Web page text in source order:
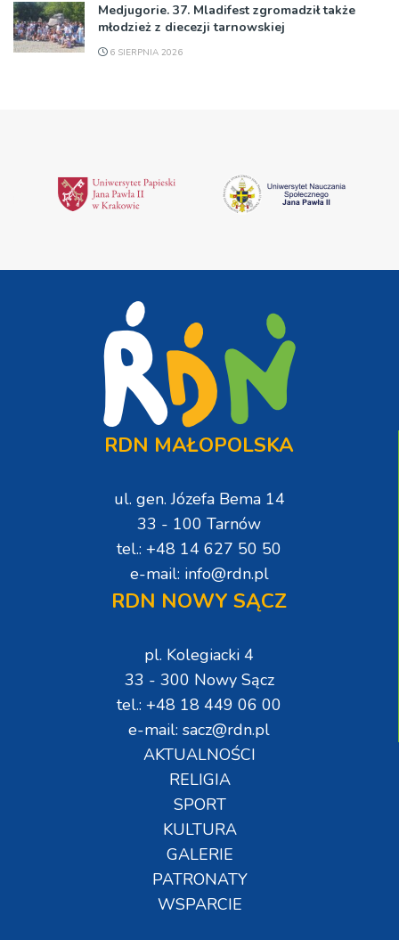
Medjugorie. 37. Mladifest zgromadził także
młodzież z diecezji tarnowskiej
6 SIERPNIA 2026
RDN MAŁOPOLSKA
ul. gen. Józefa Bema 14
33 - 100 Tarnów
tel.: +48 14 627 50 50
e-mail: info@rdn.pl
RDN NOWY SĄCZ
pl. Kolegiacki 4
33 - 300 Nowy Sącz
tel.: +48 18 449 06 00
e-mail: sacz@rdn.pl
AKTUALNOŚCI
RELIGIA
SPORT
KULTURA
GALERIE
PATRONATY
WSPARCIE